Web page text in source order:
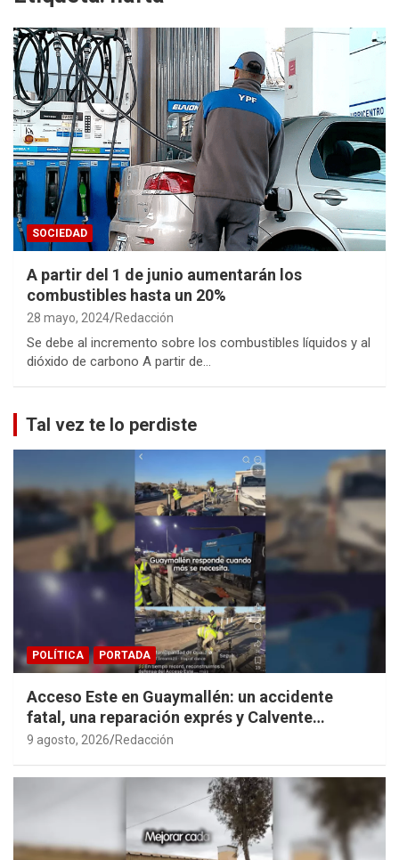
SOCIEDAD
A partir del 1 de junio aumentarán los
combustibles hasta un 20%
28 mayo, 2024 Redacción
Se debe al incremento sobre los combustibles líquidos y al
dióxido de carbono A partir de…
Tal vez te lo perdiste
POLÍTICA PORTADA
Acceso Este en Guaymallén: un accidente
fatal, una reparación exprés y Calvente
haciendo propaganda personal
9 agosto, 2026 Redacción